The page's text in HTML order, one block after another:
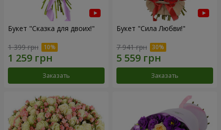
Букет "Сказка для двоих!"
1 399 грн
Заказать
Букет "Сила Любви!"
7 941 грн
Заказать